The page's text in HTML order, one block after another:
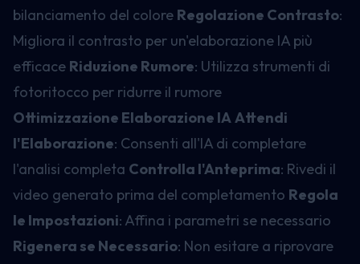
bilanciamento del colore Regolazione Contrasto:
Migliora il contrasto per un'elaborazione IA più
efficace Riduzione Rumore: Utilizza strumenti di
fotoritocco per ridurre il rumore
Ottimizzazione Elaborazione IAAttendi
l'Elaborazione: Consenti all'IA di completare
l'analisi completa Controlla l'Anteprima: Rivedi il
video generato prima del completamento Regola
le Impostazioni: Affina i parametri se necessario
Rigenera se Necessario: Non esitare a riprovare